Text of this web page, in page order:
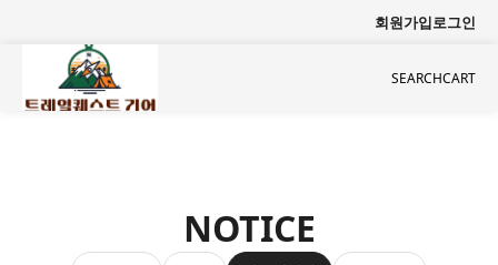
회원가입로그인
SEARCHCART
NOTICE